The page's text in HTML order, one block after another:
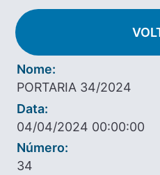
Nome:
PORTARIA 34/2024
Data:
04/04/2024 00:00:00
Número:
34